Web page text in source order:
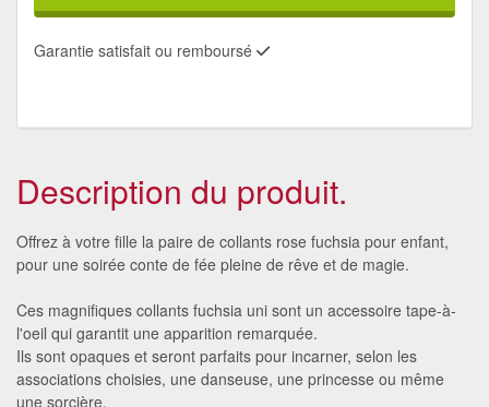
Garantie satisfait ou remboursé
Description du produit.
Offrez à votre fille la paire de collants rose fuchsia pour enfant,
pour une soirée conte de fée pleine de rêve et de magie.
Ces magnifiques collants fuchsia uni sont un accessoire tape-à-
l'oeil qui garantit une apparition remarquée.
Ils sont opaques et seront parfaits pour incarner, selon les
associations choisies, une danseuse, une princesse ou même
une sorcière.